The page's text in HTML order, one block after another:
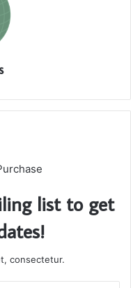
list to get
consectetur.